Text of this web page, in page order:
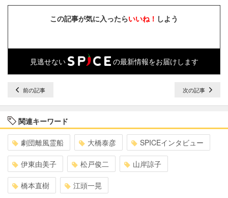
この記事が気に入ったらいいね！ しよう
見逃せない の最新情報をお届けします
前の記事 次の記事
関連キーワード
劇団離風霊船 大橋泰彦 SPICEインタビュー
伊東由美子 松戸俊二 山岸諒子
橋本直樹 江頭一晃